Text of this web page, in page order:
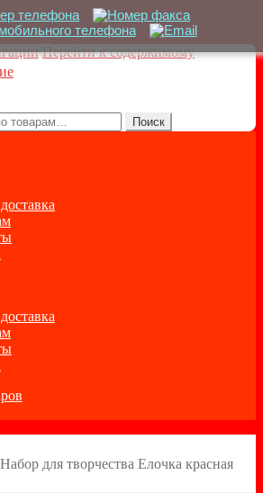
Перейти к содержимому
Поиск
Набор для творчества Елочка красная